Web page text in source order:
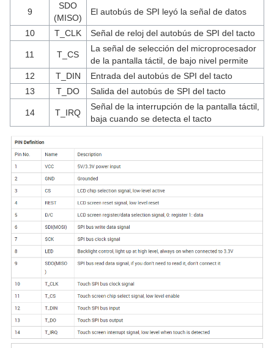
9
SDO
(MISO)
El autobús de SPI leyó la señal de datos
10 T_CLK Señal de reloj del autobús de SPI del tacto
11 T_CS
La señal de selección del microprocesador
de la pantalla táctil, de bajo nivel permite
12
T_DIN
Entrada del autobús de SPI del tacto
13
T_DO Salida del autobús de SPI del tacto
14 T_IRQ
Señal de la interrupción de la pantalla táctil,
baja cuando se detecta el tacto